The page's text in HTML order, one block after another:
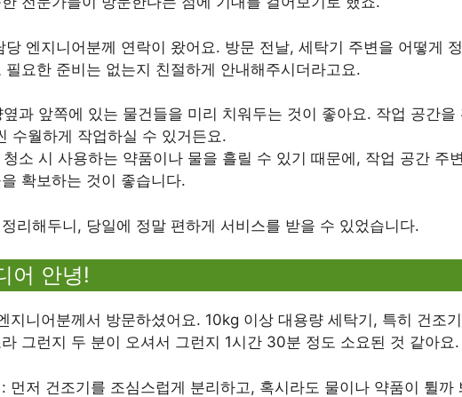
엔지니어분께 연락이 왔어요. 방문 전날, 세탁기 주변을 어떻게 정
요한 준비는 없는지 친절하게 안내해주시더라고요.
과 앞쪽에 있는 물건들을 미리 치워두는 것이 좋아요. 작업 공간을
수월하게 작업하실 수 있거든요.
소 시 사용하는 약품이나 물을 흘릴 수 있기 때문에, 작업 공간 주변
확보하는 것이 좋습니다.
리해두니, 당일에 정말 편하게 서비스를 받을 수 있었습니다.
어 안녕!
지니어분께서 방문하셨어요. 10kg 이상 대용량 세탁기, 특히 건조기
그런지 두 분이 오셔서 그런지 1시간 30분 정도 소요된 것 같아요.
먼저 건조기를 조심스럽게 분리하고, 혹시라도 물이나 약품이 튈까